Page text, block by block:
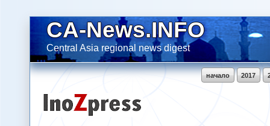
CA-News.INFO
Central Asia regional news digest
2017
начало